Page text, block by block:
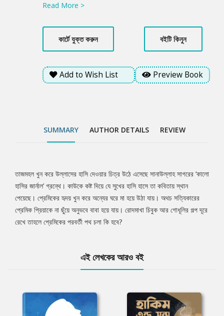
তা কবিতায় স্থান পেয়েছে। প্রেমিকের হৃদয় খুন করে অন্যের ঘরে মা হয়ে উঠা
রোদমাখা চিবুক আর গোধূলির গল্প দূরে রেখে তাহলে প্রেমিকের পরবর্তী পথ চলা
কি হবে?
Read More >
কার্টে যুক্ত করুন বইটি কিনুন
Add to Wish List Preview Book
SUMMARY AUTHOR DETAILS REVIEW
Tab
Article
তাজমহল খুন করে উল্লাসের হাসি দেওয়ার চিত্র উঠে এসেছে সানাউল্লাহ সাগরের ‘কালো
হাসির জার্নাল’ গ্রন্থে। কাউকে কষ্ট দিয়ে যে সুখের হাসি হাসে তা কবিতায় স্থান
পেয়েছে। প্রেমিকের হৃদয় খুন করে অন্যের ঘরে মা হয়ে উঠা যায়। অথচ সত্যিকারের
প্রেমিক প্রিয়াকে না ছুঁয়ে অনুভবে বাবা হয়ে যায়। রোদমাখা চিবুক আর গোধূলির গল্প দূরে
রেখে তাহলে প্রেমিকের পরবর্তী পথ চলা কি হবে?
এই লেখকের আরও বই